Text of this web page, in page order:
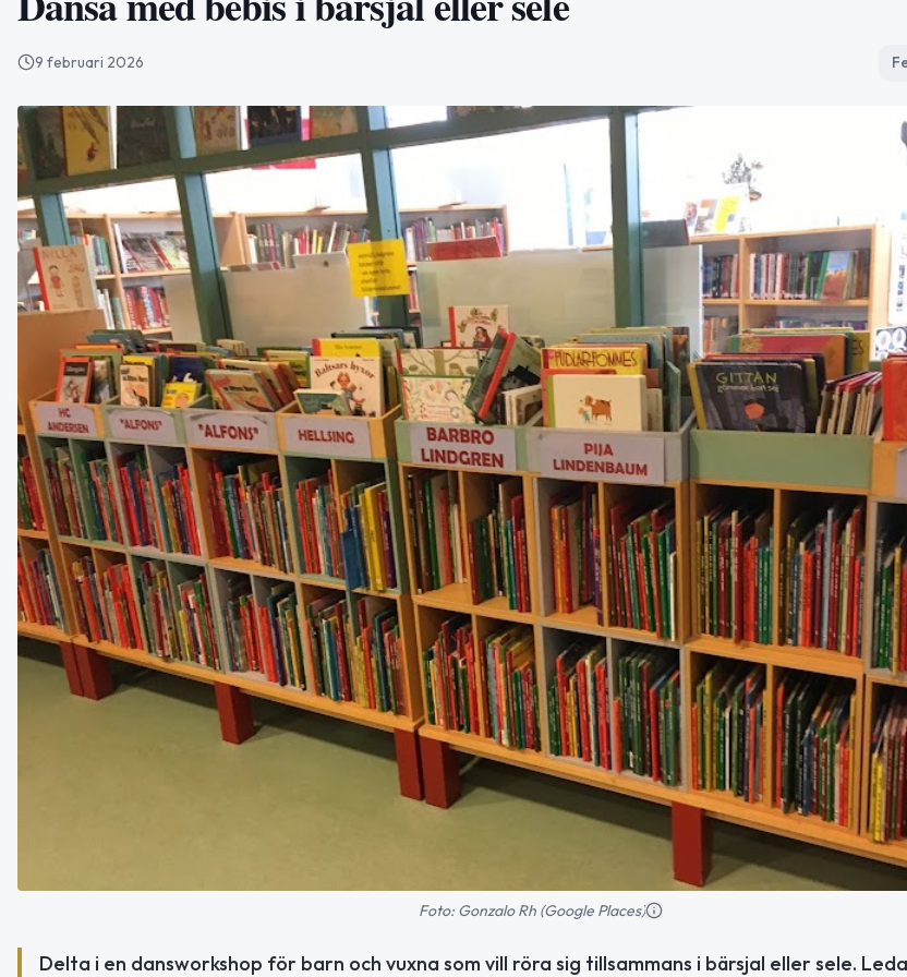
9 februari 2026
Foto: Gonzalo Rh (Google Places)
Delta i en dansworkshop för barn och vuxna som vill röra sig tillsammans i bärsjal eller sele.